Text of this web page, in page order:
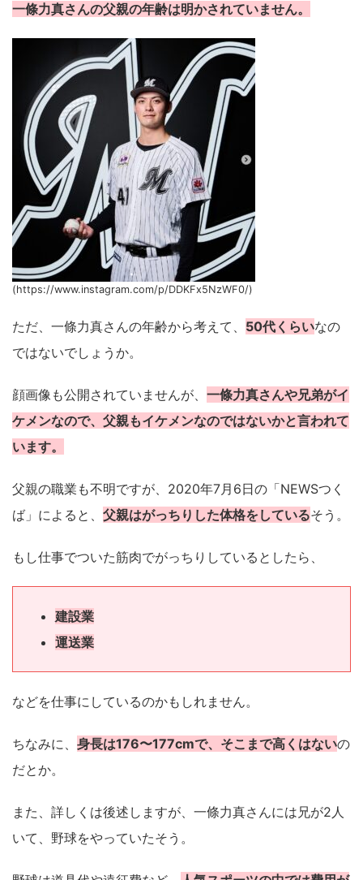
一條力真さんの父親の年齢は明かされていません。
(https://www.instagram.com/p/DDKFx5NzWF0/)
ただ、一條力真さんの年齢から考えて、 50代くらいなの
ではないでしょうか。
顔画像も公開されていませんが、 一條力真さんや兄弟がイ
ケメンなので、父親もイケメンなのではないかと言われて
います。
父親の職業も不明ですが、2020年7月6日の「NEWSつく
ば」によると、 父親はがっちりした体格をしているそう。
もし仕事でついた筋肉でがっちりしているとしたら、
建設業
運送業
などを仕事にしているのかもしれません。
ちなみに、 身長は176〜177cmで、そこまで高くはないの
だとか。
また、詳しくは後述しますが、一條力真さんには兄が2人
いて、野球をやっていたそう。